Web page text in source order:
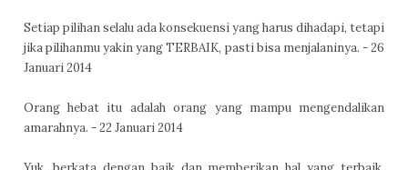
Setiap pilihan selalu ada konsekuensi yang harus dihadapi, tetapi
jika pilihanmu yakin yang TERBAIK, pasti bisa menjalaninya. - 26
Januari 2014
Orang hebat itu adalah orang yang mampu mengendalikan
amarahnya. - 22 Januari 2014